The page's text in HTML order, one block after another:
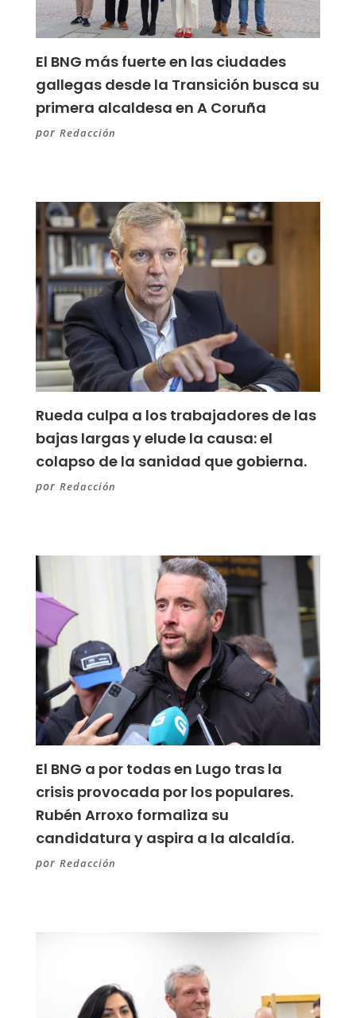
El BNG más fuerte en las ciudades
gallegas desde la Transición busca su
primera alcaldesa en A Coruña
por Redacción
Rueda culpa a los trabajadores de las
bajas largas y elude la causa: el
colapso de la sanidad que gobierna.
por Redacción
El BNG a por todas en Lugo tras la
crisis provocada por los populares.
Rubén Arroxo formaliza su
candidatura y aspira a la alcaldía.
por Redacción